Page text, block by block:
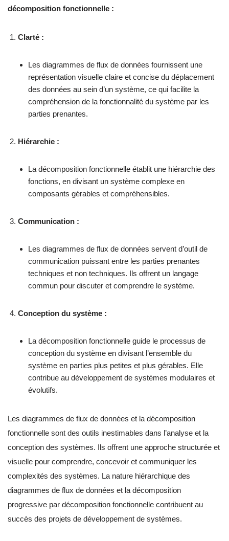
décomposition fonctionnelle :
Clarté :
Les diagrammes de flux de données fournissent une
représentation visuelle claire et concise du déplacement
des données au sein d’un système, ce qui facilite la
compréhension de la fonctionnalité du système par les
parties prenantes.
Hiérarchie :
La décomposition fonctionnelle établit une hiérarchie des
fonctions, en divisant un système complexe en
composants gérables et compréhensibles.
Communication :
Les diagrammes de flux de données servent d’outil de
communication puissant entre les parties prenantes
techniques et non techniques. Ils offrent un langage
commun pour discuter et comprendre le système.
Conception du système :
La décomposition fonctionnelle guide le processus de
conception du système en divisant l’ensemble du
système en parties plus petites et plus gérables. Elle
contribue au développement de systèmes modulaires et
évolutifs.
Les diagrammes de flux de données et la décomposition
fonctionnelle sont des outils inestimables dans l’analyse et la
conception des systèmes. Ils offrent une approche structurée et
visuelle pour comprendre, concevoir et communiquer les
complexités des systèmes. La nature hiérarchique des
diagrammes de flux de données et la décomposition
progressive par décomposition fonctionnelle contribuent au
succès des projets de développement de systèmes.